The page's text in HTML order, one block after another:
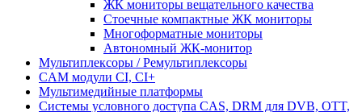
ЖК мониторы вещательного качества
Стоечные компактные ЖК мониторы
Многоформатные мониторы
Автономный ЖК-монитор
Мультиплексоры / Ремультиплексоры
CAM модули CI, CI+
Мультимедийные платформы
Системы условного доступа CAS, DRM для DVB, OTT,